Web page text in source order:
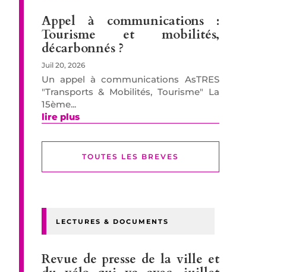
Appel à communications :
Tourisme et mobilités,
décarbonnés ?
Juil 20, 2026
Un appel à communications AsTRES
"Transports & Mobilités, Tourisme" La
15ème...
lire plus
TOUTES LES BREVES
LECTURES & DOCUMENTS
Revue de presse de la ville et